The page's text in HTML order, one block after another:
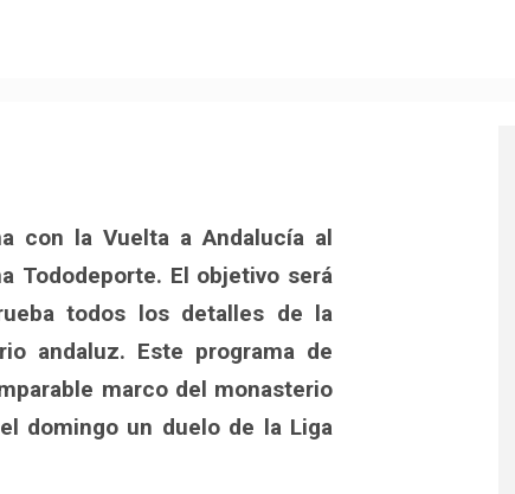
con la Vuelta a Andalucía al
Tododeporte. El objetivo será
todos los detalles de la
andaluz. Este programa de
marco del monasterio
domingo un duelo de la Liga